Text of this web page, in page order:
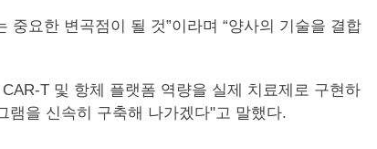
요한 변곡점이 될 것”이라며 “양사의 기술을 결합
T 및 항체 플랫폼 역량을 실제 치료제로 구현하
램을 신속히 구축해 나가겠다"고 말했다.